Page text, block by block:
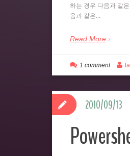
하는 경우 다음과 같
음과 같은...
Read More
1 comment
2010/09/13